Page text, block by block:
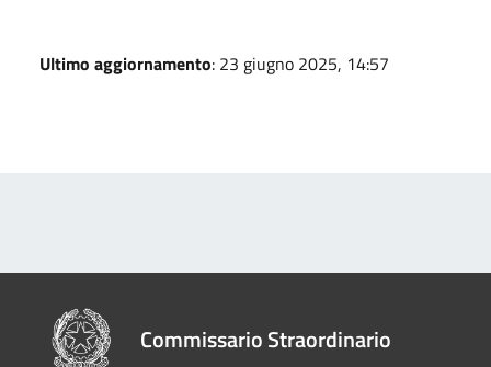
Ultimo aggiornamento: 23 giugno 2025, 14:57
Commissario Straordinario